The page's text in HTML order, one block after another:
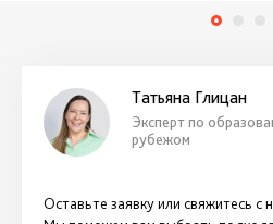
Татьяна Глицан
Эксперт по
рубежом
Оставьте заявку или свяжитесь с